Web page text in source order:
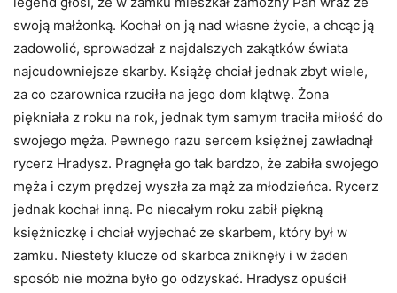
swoją małżonką. Kochał on ją nad własne życie, a chcąc ją
zadowolić, sprowadzał z najdalszych zakątków świata
najcudowniejsze skarby. Książę chciał jednak zbyt wiele,
za co czarownica rzuciła na jego dom klątwę. Żona
piękniała z roku na rok, jednak tym samym traciła miłość do
swojego męża. Pewnego razu sercem księżnej zawładnął
rycerz Hradysz. Pragnęła go tak bardzo, że zabiła swojego
męża i czym prędzej wyszła za mąż za młodzieńca. Rycerz
jednak kochał inną. Po niecałym roku zabił piękną
księżniczkę i chciał wyjechać ze skarbem, który był w
zamku. Niestety klucze od skarbca zniknęły i w żaden
sposób nie można było go odzyskać. Hradysz opuścił